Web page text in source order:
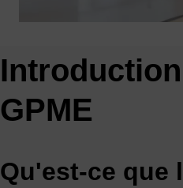
GPME
Qu'est-ce que